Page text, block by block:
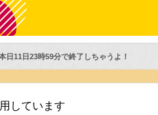
日11日23時59分で終了しちゃうよ！
しています